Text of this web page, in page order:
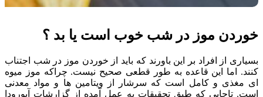
خوردن موز در شب خوب است یا بد ؟
بسیاری از افراد بر این باورند که باید از خوردن موز در شب اجتناب
کنند. اما این قاعده به طور قطعی صحیح نیست. چراکه موز میوه
ای مغذی و کامل است که سرشار از ویتامین ها و مواد معدنی
است. تاجایی که طبق تحقیقات به عمل آمده از گزارشات آیورودا